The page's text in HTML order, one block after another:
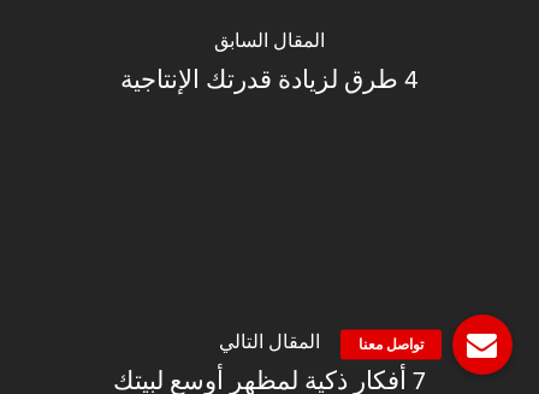
المقال السابق
4 طرق لزيادة قدرتك الإنتاجية
المقال التالي
7 أفكار ذكية لمظهر أوسع لبيتك